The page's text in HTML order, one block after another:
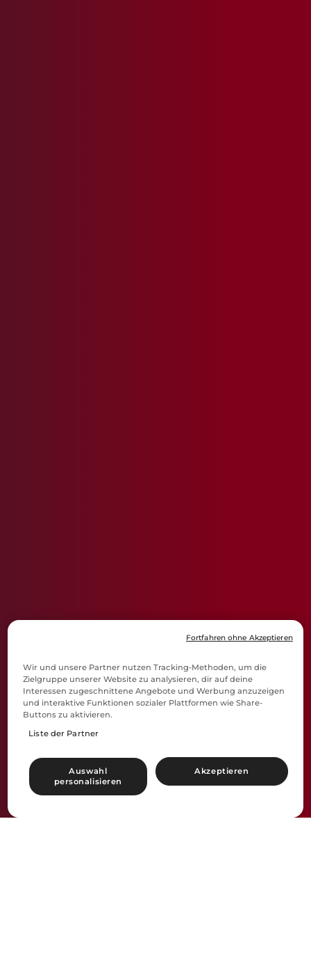
Wir und unsere Partner nutzen Tracking-Methoden, um die
Zielgruppe unserer Website zu analysieren, dir auf deine
Interessen zugeschnittene Angebote und Werbung anzuzeigen
und interaktive Funktionen sozialer Plattformen wie Share-
Buttons zu aktivieren.
Liste der Partner
Auswahl
personalisieren
Akzeptieren
Fortfahren ohne Akzeptieren